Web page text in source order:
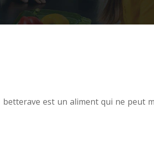
est un aliment qui ne peut